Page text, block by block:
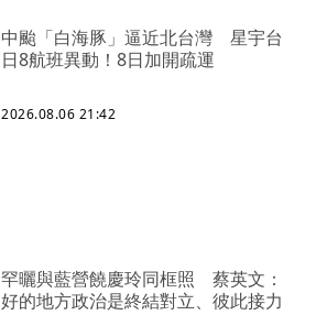
中颱「白海豚」逼近北台灣 星宇台
日8航班異動！8日加開疏運
2026.08.06 21:42
罕曬與藍營饒慶玲同框照 蔡英文：
好的地方政治是終結對立、彼此接力